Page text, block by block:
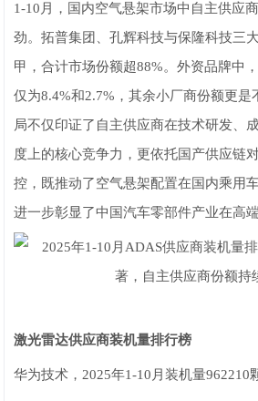
1-10月，国内空气悬架市场中自主供应
劲。拓普集团、孔辉科技与保隆科技三
甲，合计市场份额超88%。外资品牌中
仅为8.4%和2.7%，其余小厂商份额更是
局不仅印证了自主供应商在技术研发、
度上的核心竞争力，更依托国产供应链
控，既推动了空气悬架配置在国内乘用
进一步彰显了中国汽车零部件产业在高
激光雷达供应商装机量排行榜
华为技术，2025年1-10月装机量962210